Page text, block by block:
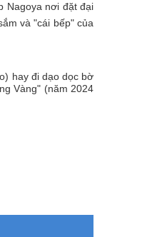
Nagoya nơi đặt đại
và "cái bếp" của
hay đi dạo dọc bờ
Vàng" (năm 2024